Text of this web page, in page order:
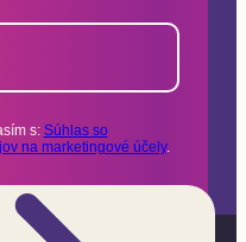
s: Súhlas so
na marketingové účely.